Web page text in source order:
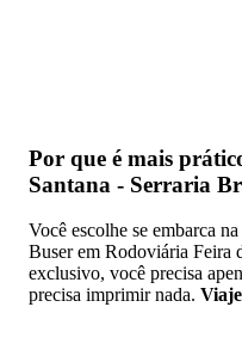
Por que é mais
Santana - Serraria
Você escolhe se embarca
Buser em Rodoviária Feira
exclusivo, você precisa
precisa imprimir nada.